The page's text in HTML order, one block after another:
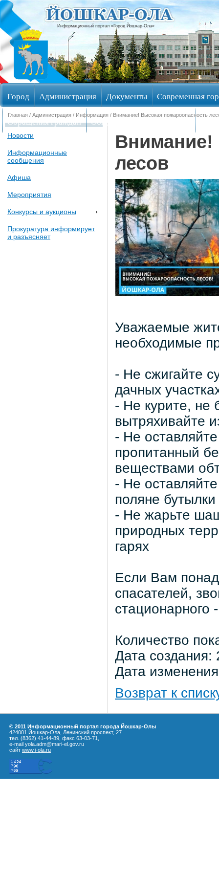
Информационный портал «Город Йошкар-Ола»
Город Администрация Документы Современная
Обращения граждан Общественные обсуждения
Главная / Администрация / Информация / Внимание! Высокая пожароопасность
Новости
Информационные
сообщения
Афиша
Мероприятия
Конкурсы и аукционы
Прокуратура информирует
и разъясняет
Внимание!
лесов
Уважаемые
необходимые
- Не сжигайте
дачных
- Не курите, не
вытряхивайте
- Не
пропитанный
веществами
- Не
поляне
- Не жарьте
природных
гарях
Если Вам
спасателей,
стационарного
Количество
Дата
Дата
Возврат к
© 2011 Информационный портал города Йошкар-Олы
424001 Йошкар-Ола, Ленинский проспект, 27
тел. (8362) 41-44-89, факс 63-03-71,
e-mail yola.adm@mari-el.gov.ru
сайт www.i-ola.ru